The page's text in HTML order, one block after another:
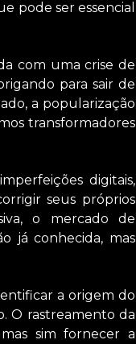
pode ser essencial
com uma crise de
para sair de
a popularização
transformadores
digitais,
seus próprios
o mercado de
já conhecida, mas
a origem do
O rastreamento da
sim fornecer a